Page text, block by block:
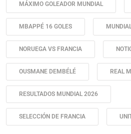
MÁXIMO GOLEADOR MUNDIAL
MBAPPÉ 16 GOLES
NORUEGA VS FRANCIA
OUSMANE DEMBÉLÉ REAL
RESULTADOS MUNDIAL 2026
SELECCIÓN DE FRANCIA